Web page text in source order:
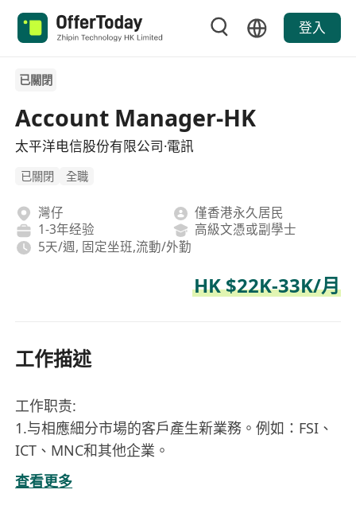
登入
已關閉
Account Manager-HK
太平洋电信股份有限公司·電訊
已關閉 全職
灣仔
僅香港永久居民
1-3年经验
高級文憑或副學士
5天/週, 固定坐班,流動/外勤
HK $22K-33K/月
工作描述
工作职责:
1.与相應細分市場的客戶產生新業務。例如：FSI、
ICT、MNC和其他企業。
2.為渠道合作夥伴/服務提供商開發電信方面的新業
務以及整體解決方案戰略。
查看更多